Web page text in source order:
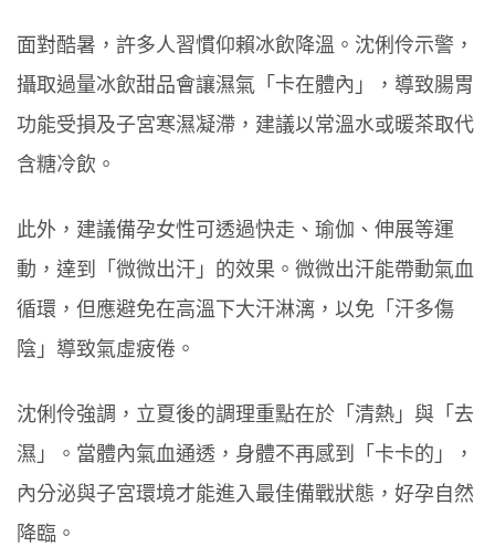
面對酷暑，許多人習慣仰賴冰飲降溫。沈俐伶示警，
攝取過量冰飲甜品會讓濕氣「卡在體內」，導致腸胃
功能受損及子宮寒濕凝滯，建議以常溫水或暖茶取代
含糖冷飲。
此外，建議備孕女性可透過快走、瑜伽、伸展等運
動，達到「微微出汗」的效果。微微出汗能帶動氣血
循環，但應避免在高溫下大汗淋漓，以免「汗多傷
陰」導致氣虛疲倦。
沈俐伶強調，立夏後的調理重點在於「清熱」與「去
濕」。當體內氣血通透，身體不再感到「卡卡的」，
內分泌與子宮環境才能進入最佳備戰狀態，好孕自然
降臨。